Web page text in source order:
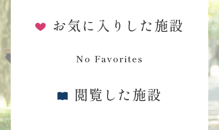
お気に入りした施設
No Favorites
閲覧した施設